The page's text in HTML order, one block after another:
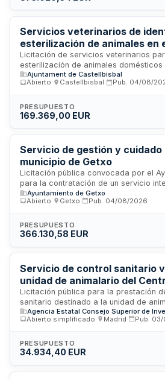
atención continua a la población
garantizando el bienestar de los
reintegración mediante adopción
Servicios veterinarios de
esterilización de animales en
Acogida de Animales
Castellbisbal
Licitación de servicios veterinarios
esterilización de animales
de Acogida de Animales Domésticos
Castellbisbal. El contrato incluye
centro como de colonias felinas, así
identificación mediante microchip y
los licitadores pueden aplicar bajas,
máximo de dos años de duración y
anuales.
Ajuntament de Castellbisbal
Abierto
Castellbisbal Pub. 04/08/
PRESUPUESTO
169.369,00 EUR
Servicio de gestión y cuidado
municipio de Getxo
Licitación pública convocada por el
para la contratación de un servicio
cuidado de animales en el municipio.
actividades relacionadas con el
domésticos y de utilidad en la
permite al municipio garantizar el
calidad a la comunidad. El importe de
asciende a 366.130,58 euros.
Ayuntamiento de Getxo
Abierto
Getxo Pub. 04/08/2026
PRESUPUESTO
366.130,58 EUR
Servicio de control sanitario
unidad de animalario del
Investigaciones Biológicas
Licitación pública para la prestación
sanitario destinado a la unidad de
Investigaciones Biológicas Margarita
Consejo Superior de Investigaciones
control sanitario en las instalaciones
de animales de laboratorio utilizados
Abierto simplificado
Madrid Pub. 03/
PRESUPUESTO
34.934,40 EUR